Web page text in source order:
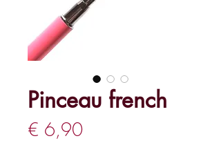
Pinceau french
€ 6,90Prijs